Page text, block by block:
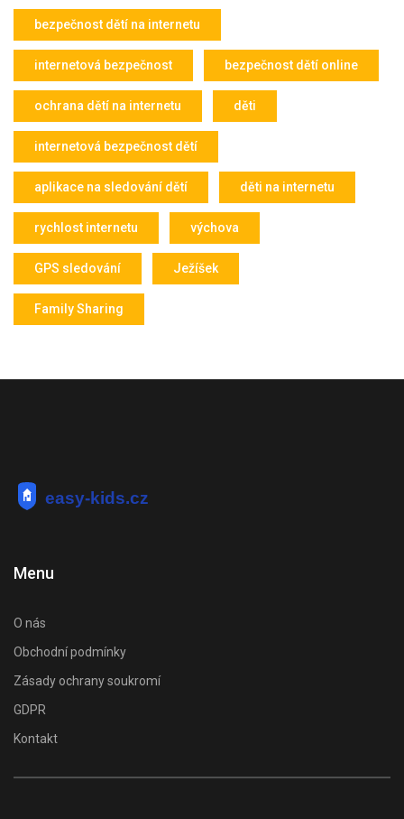
bezpečnost dětí na internetu
internetová bezpečnost bezpečnost dětí online
ochrana dětí na internetu děti
internetová bezpečnost dětí
aplikace na sledování dětí děti na internetu
rychlost internetu výchova
GPS sledování Ježíšek
Family Sharing
Menu
O nás
Obchodní podmínky
Zásady ochrany soukromí
GDPR
Kontakt